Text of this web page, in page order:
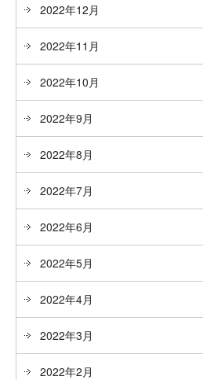
2022年12月
2022年11月
2022年10月
2022年9月
2022年8月
2022年7月
2022年6月
2022年5月
2022年4月
2022年3月
2022年2月